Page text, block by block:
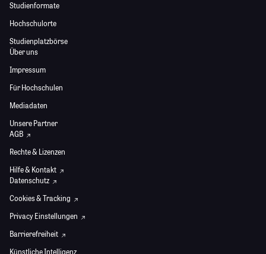
Studienformate
Hochschulorte
Studienplatzbörse
Über uns
Impressum
Für Hochschulen
Mediadaten
Unsere Partner
AGB
Rechte & Lizenzen
Hilfe & Kontakt
Datenschutz
Cookies & Tracking
Privacy Einstellungen
Barrierefreiheit
Künstliche Intelligenz